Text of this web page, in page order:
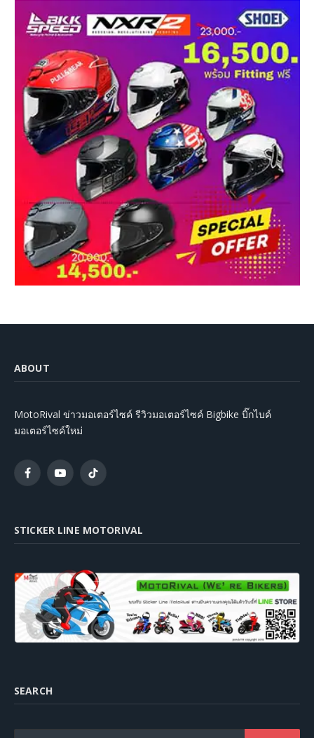
ABOUT
MotoRival ข่าวมอเตอร์ไซค์ รีวิวมอเตอร์ไซค์ Bigbike บิ๊กไบค์
มอเตอร์ไซค์ใหม่
FacebookYouTubeTikTok
STICKER LINE MOTORIVAL
SEARCH